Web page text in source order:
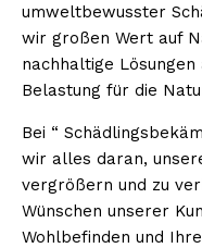
umweltbewusster
wir großen Wert auf
nachhaltige
Belastung für die
Bei “
wir alles daran,
vergrößern und zu
Wünschen unserer
Wohlbefinden und